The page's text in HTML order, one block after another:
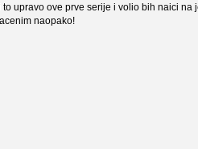
upravo ove prve serije i volio bih naici
naopako!